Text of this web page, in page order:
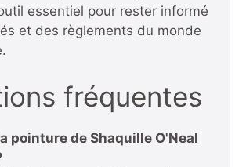
essentiel pour rester informé
et des règlements du monde
fréquentes
pointure de Shaquille O'Neal